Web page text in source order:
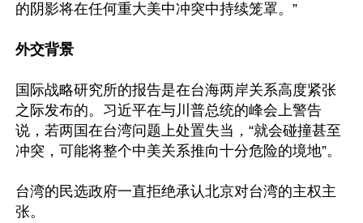
的阴影将在任何重大美中冲突中持续笼罩。”
外交背景
国际战略研究所的报告是在台海两岸关系高度紧张
之际发布的。习近平在与川普总统的峰会上警告
说，若两国在台湾问题上处置失当，“就会碰撞甚至
冲突，可能将整个中美关系推向十分危险的境地”。
台湾的民选政府一直拒绝承认北京对台湾的主权主
张。